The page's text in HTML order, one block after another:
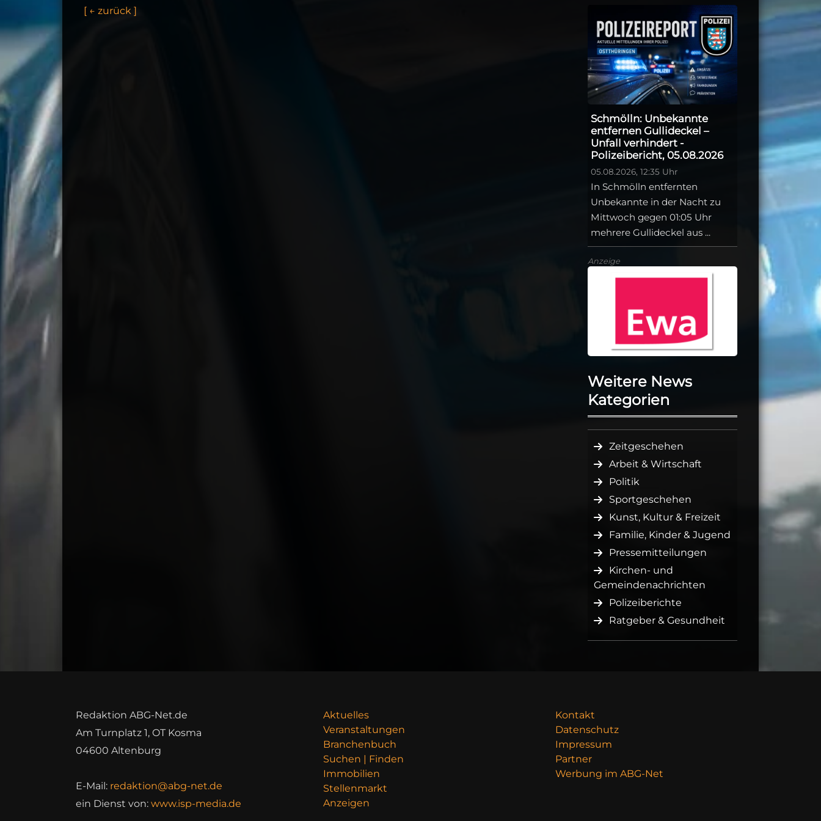
[ ← zu ück ]
Schmölln: Unbekannte
entfernen Gullideckel –
Unfall verhindert -
Polizeibericht, 05.08.2026
05.08.2026, 12:35 Uhr
In Schmölln entfernten
Unbekannte in der Nacht zu
Mittwoch gegen 01:05 Uhr
mehrere Gullideckel aus ...
Anzeige
Weitere News
Kategorien
Zeitgeschehen
Arbeit & Wirtschaft
Politik
Sportgeschehen
Kunst, Kultur & Freizeit
Familie, Kinder & Jugend
Pressemitteilungen
Kirchen- und
Gemeindenachrichten
Polizeiberichte
Ratgeber & Gesundheit
Redaktion ABG-Net.de
Am Turnplatz 1, OT Kosma
04600 Altenburg
E-Mail: redaktion@abg-net.de
ein Dienst von: www.isp-media.de
Aktuelles
Veranstaltungen
Branchenbuch
Suchen | Finden
Immobilien
Stellenmarkt
Anzeigen
Kontakt
Datenschutz
Impressum
Partner
Werbung im ABG-Net